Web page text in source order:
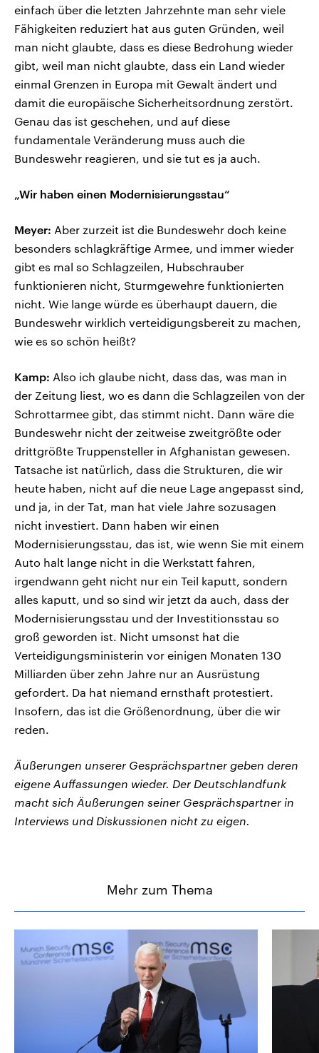
einfach über die letzten Jahrzehnte man sehr viele
Fähigkeiten reduziert hat aus guten Gründen, weil
man nicht glaubte, dass es diese Bedrohung wieder
gibt, weil man nicht glaubte, dass ein Land wieder
einmal Grenzen in Europa mit Gewalt ändert und
damit die europäische Sicherheitsordnung zerstört.
Genau das ist geschehen, und auf diese
fundamentale Veränderung muss auch die
Bundeswehr reagieren, und sie tut es ja auch.
„Wir haben einen Modernisierungsstau“
Meyer: Aber zurzeit ist die Bundeswehr doch keine
besonders schlagkräftige Armee, und immer wieder
gibt es mal so Schlagzeilen, Hubschrauber
funktionieren nicht, Sturmgewehre funktionierten
nicht. Wie lange würde es überhaupt dauern, die
Bundeswehr wirklich verteidigungsbereit zu machen,
wie es so schön heißt?
Kamp: Also ich glaube nicht, dass das, was man in
der Zeitung liest, wo es dann die Schlagzeilen von der
Schrottarmee gibt, das stimmt nicht. Dann wäre die
Bundeswehr nicht der zeitweise zweitgrößte oder
drittgrößte Truppensteller in Afghanistan gewesen.
Tatsache ist natürlich, dass die Strukturen, die wir
heute haben, nicht auf die neue Lage angepasst sind,
und ja, in der Tat, man hat viele Jahre sozusagen
nicht investiert. Dann haben wir einen
Modernisierungsstau, das ist, wie wenn Sie mit einem
Auto halt lange nicht in die Werkstatt fahren,
irgendwann geht nicht nur ein Teil kaputt, sondern
alles kaputt, und so sind wir jetzt da auch, dass der
Modernisierungsstau und der Investitionsstau so
groß geworden ist. Nicht umsonst hat die
Verteidigungsministerin vor einigen Monaten 130
Milliarden über zehn Jahre nur an Ausrüstung
gefordert. Da hat niemand ernsthaft protestiert.
Insofern, das ist die Größenordnung, über die wir
reden.
Äußerungen unserer Gesprächspartner geben deren
eigene Auffassungen wieder. Der Deutschlandfunk
macht sich Äußerungen seiner Gesprächspartner in
Interviews und Diskussionen nicht zu eigen.
Mehr zum Thema